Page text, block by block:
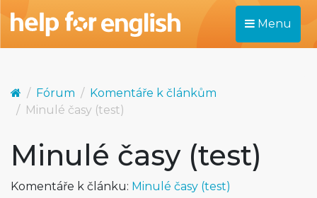
Menu
Fórum
Komentáře k článkům
Minulé časy (test)
Minulé časy (test)
Komentáře k článku: Minulé časy (test)